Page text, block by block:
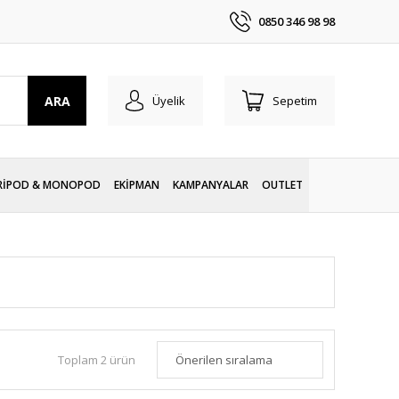
0850 346 98 98
ARA Üyelik Sepetim
& MONOPOD EKİPMAN KAMPANYALAR OUTLET
Toplam 2 ürün